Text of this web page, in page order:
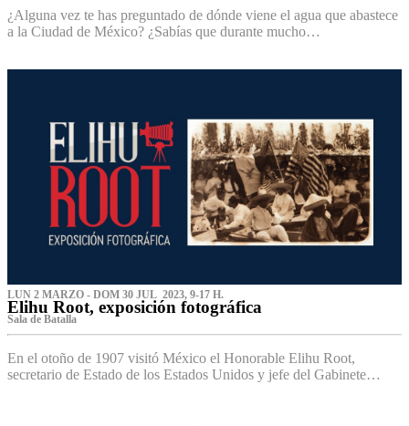
¿Alguna vez te has preguntado de dónde viene el agua que abastece
a la Ciudad de México? ¿Sabías que durante mucho…
LUN 2 MARZO - DOM 30 JUL 2023, 9-17 H.
Elihu Root, exposición fotográfica
Sala de Batalla
En el otoño de 1907 visitó México el Honorable Elihu Root,
secretario de Estado de los Estados Unidos y jefe del Gabinete…